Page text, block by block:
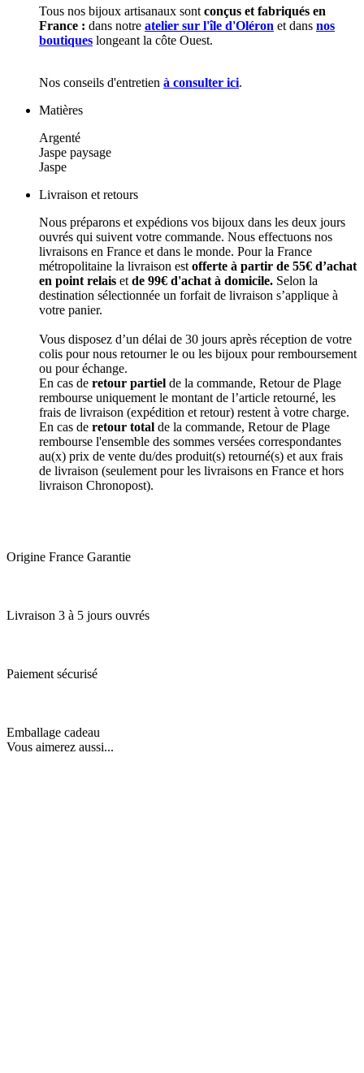
Tous nos bijoux artisanaux sont conçus et fabriqués en
France : dans notre atelier sur l'île d'Oléron et dans nos
boutiques longeant la côte Ouest.
Nos conseils d'entretien à consulter ici.
Matières
Argenté
Jaspe paysage
Jaspe
Livraison et retours
Nous préparons et expédions vos bijoux dans les deux jours
ouvrés qui suivent votre commande. Nous effectuons nos
livraisons en France et dans le monde. Pour la France
métropolitaine la livraison est offerte à partir de 55€ d’achat
en point relais et de 99€ d'achat à domicile. Selon la
destination sélectionnée un forfait de livraison s’applique à
votre panier.
Vous disposez d’un délai de 30 jours après réception de votre
colis pour nous retourner le ou les bijoux pour remboursement
ou pour échange.
En cas de retour partiel de la commande, Retour de Plage
rembourse uniquement le montant de l’article retourné, les
frais de livraison (expédition et retour) restent à votre charge.
En cas de retour total de la commande, Retour de Plage
rembourse l'ensemble des sommes versées correspondantes
au(x) prix de vente du/des produit(s) retourné(s) et aux frais
de livraison (seulement pour les livraisons en France et hors
livraison Chronopost).
Origine France Garantie
Livraison 3 à 5 jours ouvrés
Paiement sécurisé
Emballage cadeau
Vous aimerez aussi...